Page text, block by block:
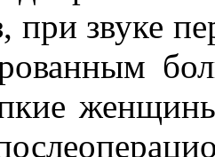
при звуке